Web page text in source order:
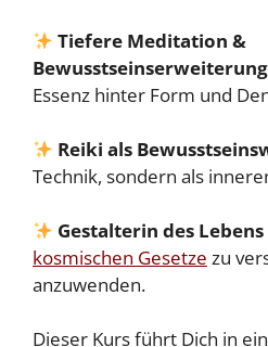
Tiefere Meditation &
Bewusstseinserweiterung
Essenz hinter Form und
Reiki als
Technik, sondern als
Gestalterin des Lebens
kosmischen Gesetze zu
anzuwenden.
Dieser Kurs führt Dich in